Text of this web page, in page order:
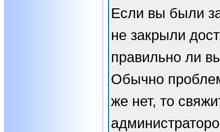
Если вы были
не закрыли
правильно ли
Обычно
же нет, то